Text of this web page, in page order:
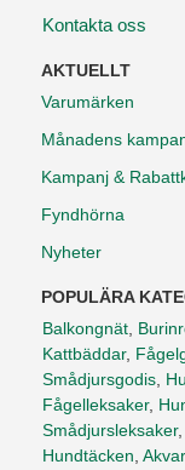
Kontakta oss
AKTUELLT
Varumärken
Månadens
Kampanj &
Fyndhörna
Nyheter
POPULÄRA
Balkongnät,
Kattbäddar,
Smådjursgodis,
Fågelleksaker,
Smådjursleksaker,
Hundtäcken,